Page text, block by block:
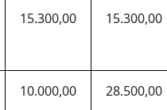
15.300,00 15.300,00
10.000,00 28.500,00